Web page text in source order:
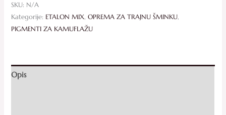
SKU: N/A
Kategorije: ETALON MIX,OPREMA ZA TRAJNU ŠMINKU,
PIGMENTI ZA KAMUFLAŽU
Opis